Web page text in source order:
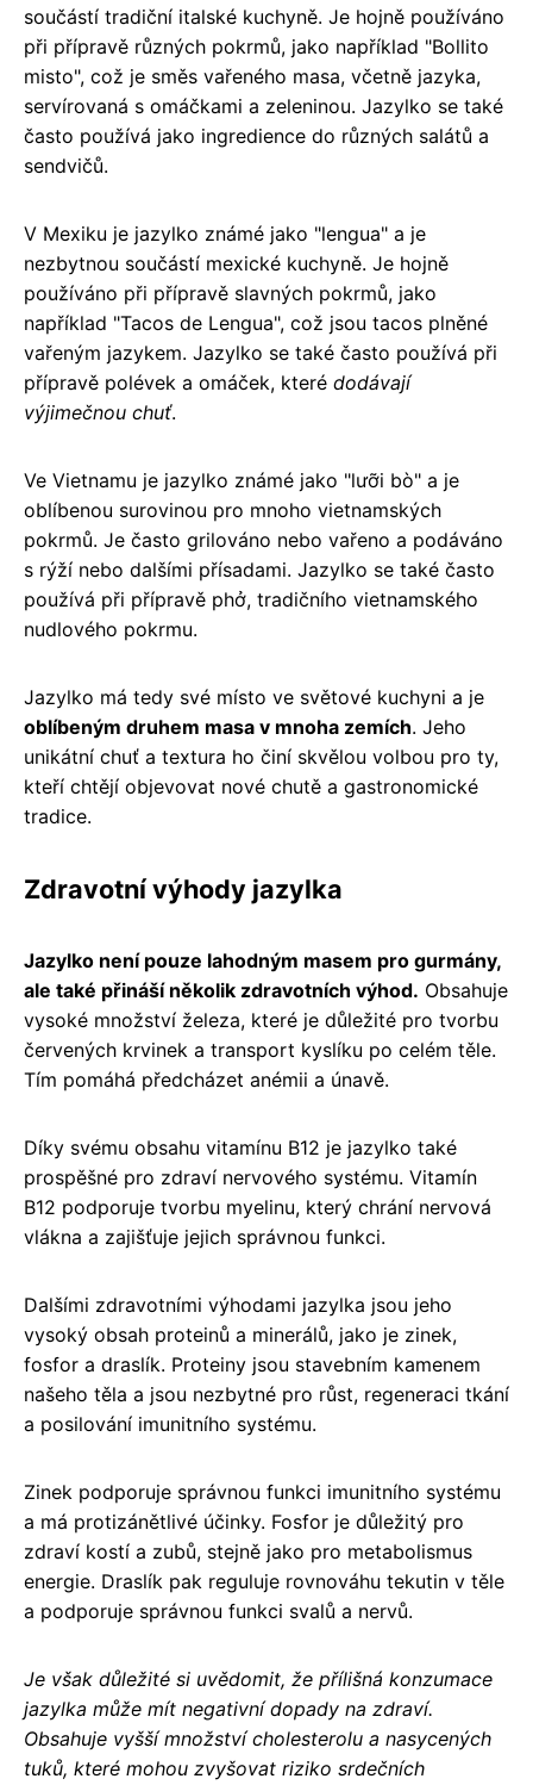
součástí tradiční italské kuchyně. Je hojně používáno
při přípravě různých pokrmů, jako například "Bollito
misto", což je směs vařeného masa, včetně jazyka,
servírovaná s omáčkami a zeleninou. Jazylko se také
často používá jako ingredience do různých salátů a
sendvičů.
V Mexiku je jazylko známé jako "lengua" a je
nezbytnou součástí mexické kuchyně. Je hojně
používáno při přípravě slavných pokrmů, jako
například "Tacos de Lengua", což jsou tacos plněné
vařeným jazykem. Jazylko se také často používá při
přípravě polévek a omáček, které dodávají
výjimečnou chuť.
Ve Vietnamu je jazylko známé jako "lưỡi bò" a je
oblíbenou surovinou pro mnoho vietnamských
pokrmů. Je často grilováno nebo vařeno a podáváno
s rýží nebo dalšími přísadami. Jazylko se také často
používá při přípravě phở, tradičního vietnamského
nudlového pokrmu.
Jazylko má tedy své místo ve světové kuchyni a je
oblíbeným druhem masa v mnoha zemích. Jeho
unikátní chuť a textura ho činí skvělou volbou pro ty,
kteří chtějí objevovat nové chutě a gastronomické
tradice.
Zdravotní výhody jazylka
Jazylko není pouze lahodným masem pro gurmány,
ale také přináší několik zdravotních výhod. Obsahuje
vysoké množství železa, které je důležité pro tvorbu
červených krvinek a transport kyslíku po celém těle.
Tím pomáhá předcházet anémii a únavě.
Díky svému obsahu vitamínu B12 je jazylko také
prospěšné pro zdraví nervového systému. Vitamín
B12 podporuje tvorbu myelinu, který chrání nervová
vlákna a zajišťuje jejich správnou funkci.
Dalšími zdravotními výhodami jazylka jsou jeho
vysoký obsah proteinů a minerálů, jako je zinek,
fosfor a draslík. Proteiny jsou stavebním kamenem
našeho těla a jsou nezbytné pro růst, regeneraci tkání
a posilování imunitního systému.
Zinek podporuje správnou funkci imunitního systému
a má protizánětlivé účinky. Fosfor je důležitý pro
zdraví kostí a zubů, stejně jako pro metabolismus
energie. Draslík pak reguluje rovnováhu tekutin v těle
a podporuje správnou funkci svalů a nervů.
Je však důležité si uvědomit, že přílišná konzumace
jazylka může mít negativní dopady na zdraví.
Obsahuje vyšší množství cholesterolu a nasycených
tuků, které mohou zvyšovat riziko srdečních